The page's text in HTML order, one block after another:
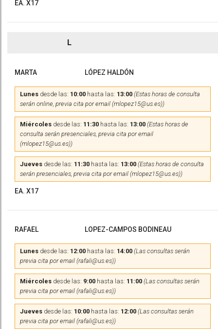
EA. X17
L
MARTA LÓPEZ HALDÓN
Lunes desde las: 10:00 hasta las: 13:00 (Estas horas de consulta
serán online, previa cita por email (mlopez15@us.es))
Miércoles desde las: 11:30 hasta las: 13:00 (Estas horas de
consulta serán presenciales, previa cita por email
(mlopez15@us.es))
Jueves desde las: 11:30 hasta las: 13:00 (Estas horas de consulta
serán presenciales, previa cita por email (mlopez15@us.es))
EA. X17
RAFAEL LOPEZ-CAMPOS BODINEAU
Lunes desde las: 12:00 hasta las: 14:00 (Las consultas serán
previa cita por email (rafali@us.es))
Miércoles desde las: 9:00 hasta las: 11:00 (Las consultas serán
previa cita por email (rafali@us.es))
Jueves desde las: 10:00 hasta las: 12:00 (Las consultas serán
previa cita por email (rafali@us.es))